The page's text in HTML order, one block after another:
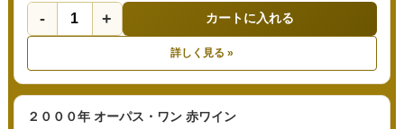
- + カートに入れる
詳しく見る »
２０００年 オーパス・ワン 赤ワイン